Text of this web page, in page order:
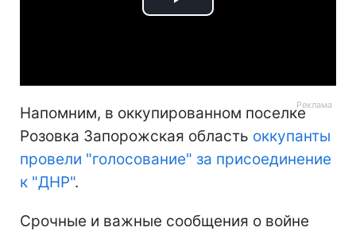
Play
Напомним, в оккупированном поселке
Розовка Запорожская область оккупанты
провели "голосование" за присоединение
к "ДНР".
Срочные и важные сообщения о войне